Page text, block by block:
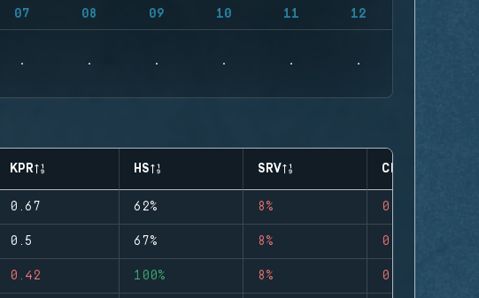
07 08 09 10 11 12
KPR HS SRV CLUTCHES
0.67 62% 8% 0
0.5 67% 8% 0
0.42 100% 8% 0